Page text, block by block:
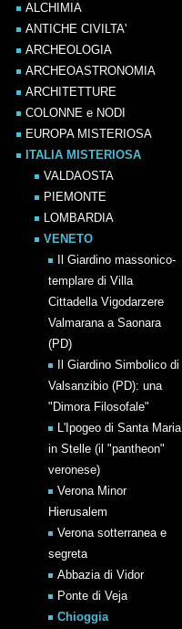
ALCHIMIA
ANTICHE CIVILTA'
ARCHEOLOGIA
ARCHEOASTRONOMIA
ARCHITETTURE
COLONNE e NODI
EUROPA MISTERIOSA
ITALIA MISTERIOSA
VALDAOSTA
PIEMONTE
LOMBARDIA
VENETO
Il Giardino massonico-
templare di Villa
Cittadella Vigodarzere
Valmarana a Saonara
(PD)
Il Giardino Simbolico di
Valsanzibio (PD): una
"Dimora Filosofale"
L'Ipogeo di Santa Maria
in Stelle (il "pantheon"
veronese)
Verona Minor
Hierusalem
Verona sotterranea e
segreta
Abbazia di Vidor
Ponte di Veja
Chioggia